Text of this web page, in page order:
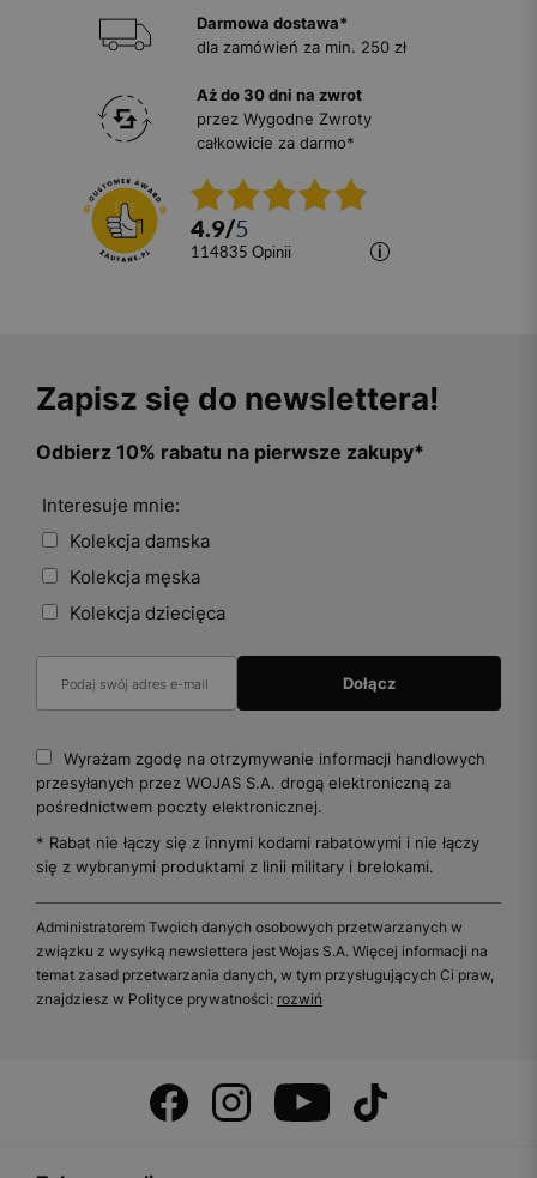
Darmowa dostawa*
dla zamówień za min. 250 zł
Aż do 30 dni na zwrot
przez Wygodne Zwroty
całkowicie za darmo*
4.9/5
114835 opinii
Zapisz się do newslettera!
Odbierz 10% rabatu na pierwsze zakupy*
Interesuje mnie:
Kolekcja damska
Kolekcja męska
Kolekcja dziecięca
Wyrażam zgodę na otrzymywanie informacji handlowych
przesyłanych przez WOJAS S.A. drogą elektroniczną za
pośrednictwem poczty elektronicznej.
* Rabat nie łączy się z innymi kodami rabatowymi i nie łączy
się z wybranymi produktami z linii military i brelokami.
Administratorem Twoich danych osobowych przetwarzanych w
związku z wysyłką newslettera jest Wojas S.A. Więcej informacji na
temat zasad przetwarzania danych, w tym przysługujących Ci praw,
znajdziesz w Polityce prywatności: rozwiń